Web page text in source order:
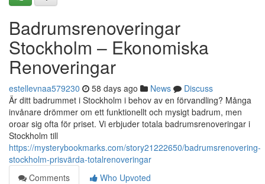
Badrumsrenoveringar
Stockholm – Ekonomiska
Renoveringar
estellevnaa579230 58 days ago News
Discuss
Är ditt badrummet i Stockholm i behov av en förvandling? Många
invånare drömmer om ett funktionellt och mysigt badrum, men
oroar sig ofta för priset. Vi erbjuder totala badrumsrenoveringar i
Stockholm till
https://mysterybookmarks.com/story21222650/badrumsrenovering-
stockholm-prisvärda-totalrenoveringar
Comments
Who Upvoted